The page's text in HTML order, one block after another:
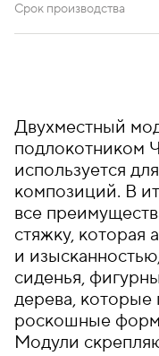
Срок производства
Двухместный
используется
композиций. В
все
стяжку, которая
и
сиденья,
дерева,
роскошные
Модули